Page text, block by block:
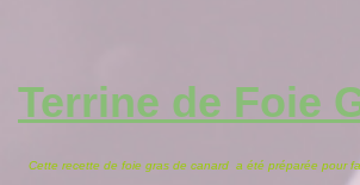
Terrine de Foie
Cette recette de foie gras de canard a été préparée pour